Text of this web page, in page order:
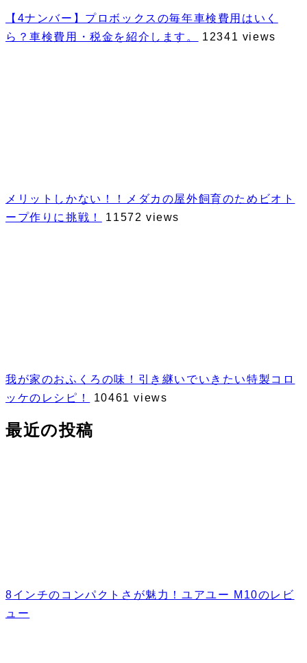
【4ナンバー】プロボックスの毎年車検費用はいく
ら？車検費用・税金を紹介します。
12341 views
メリットしかない！！メダカの屋外飼育のためビオト
ープ作りに挑戦！
11572 views
我が家のおふくろの味！引き継いでいきたい特製コロ
ッケのレシピ！
10461 views
最近の投稿
8インチのコンパクトさが魅力！ユアユー M10のレビ
ュー